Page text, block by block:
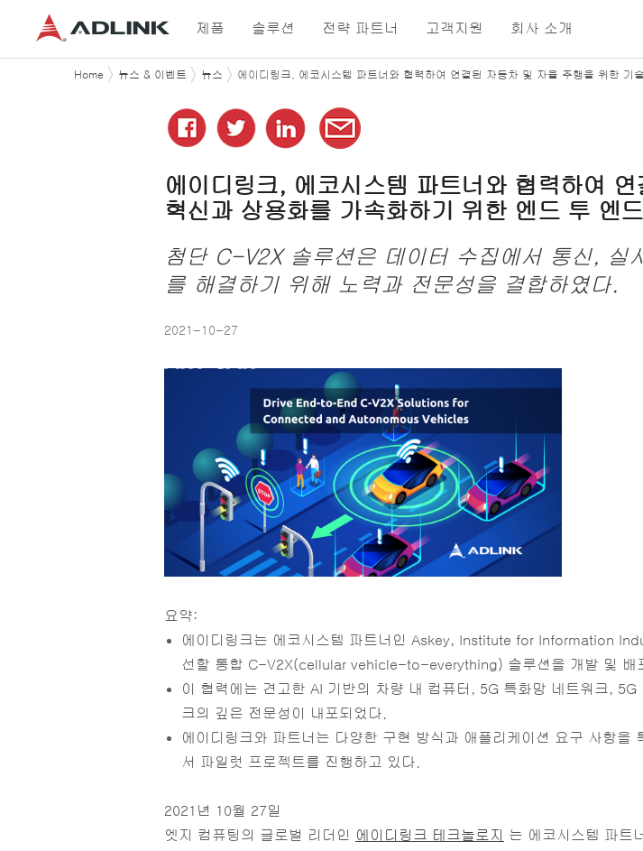
제품 솔루션 전략 파트너 고객지원 회사 소개
Home 뉴스 & 이벤트 뉴스 에이디링크, 에코시스템 파트너와 협력하여 연결된 자동차 및 자율 주행을 위한
에이디링크, 에코시스템 파트너와 협력하여 연
혁신과 상용화를 가속화하기 위한 엔드 투 엔
첨단 C-V2X 솔루션은 데이터 수집에서 통신 실
를 해결하기 위해 노력과 전문성을 결합하였다
2021-10-27
요약:
에이디링크는 에코시스템 파트너인 Askey, Institute for Information
선할 통합 C-V2X(cellular vehicle-to-everything) 솔루션을 개발 및 배
이 협력에는 견고한 AI 기반의 차량 내 컴퓨터, 5G 특화망 네트워크,
크의 깊은 전문성이 내포되었다.
에이디링크와 파트너는 다양한 구현 방식과 애플리케이션 요구 사항을
서 파일럿 프로젝트를 진행하고 있다.
2021년 10월 27일
엣지 컴퓨팅의 글로벌 리더인
에이디링크 테크놀로지 는 에코시스템 파트